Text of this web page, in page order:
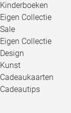
Kinderboeken
Eigen Collectie
Sale
Eigen Collectie
Design
Kunst
Cadeaukaarten
Cadeautips